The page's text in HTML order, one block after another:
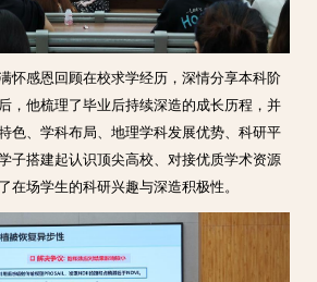
怀感恩回顾在校求学经历，深情分享本科阶
，他梳理了毕业后持续深造的成长历程，并
色、学科布局、地理学科发展优势、科研平
子搭建起认识顶尖高校、对接优质学术资源
在场学生的科研兴趣与深造积极性。